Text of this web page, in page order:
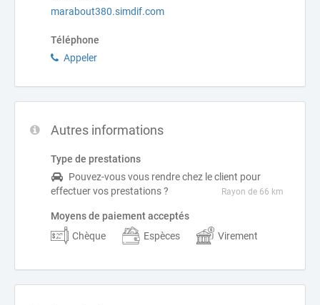
marabout380.simdif.com
Téléphone
Appeler
Autres informations
Type de prestations
Pouvez-vous vous rendre chez le client pour
effectuer vos prestations ?
Rayon de 66 km
Moyens de paiement acceptés
Chèque
Espèces Virement